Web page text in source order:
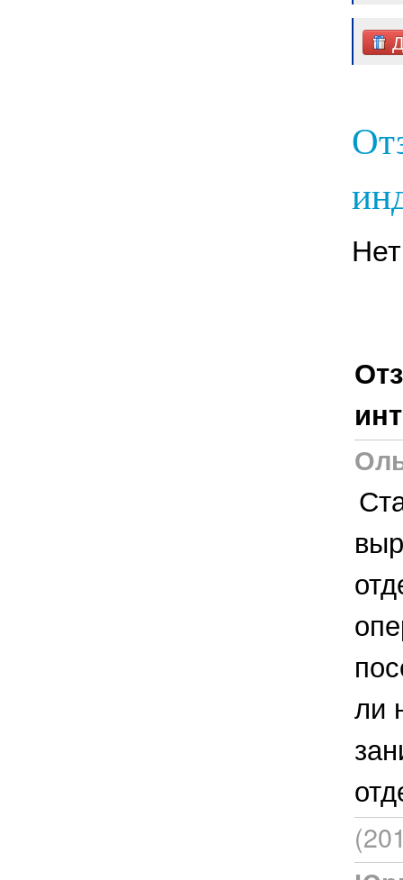
ли